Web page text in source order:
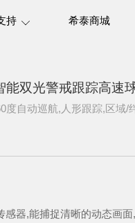
持 希泰商城
双光警戒跟踪高速
度自动巡航,人形跟踪,区域/
器,能捕捉清晰的动态画面